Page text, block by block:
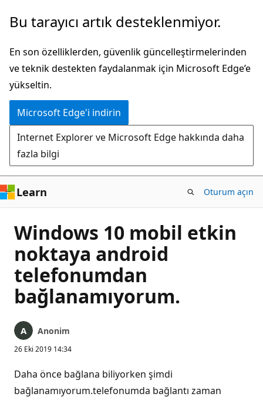
Ana
atla
Bu tarayıcı artık desteklenmiyor.
En son özelliklerden, güvenlik güncelleştirmelerinden
ve teknik destekten faydalanmak için Microsoft Edge’e
yükseltin.
Microsoft Edge'i indirin
Internet Explorer ve Microsoft Edge hakkında daha
fazla bilgi
Learn Oturum açın
Windows 10 mobil etkin
noktaya android
telefonumdan
bağlanamıyorum.
Anonim
26 Eki 2019 14:34
Daha önce bağlana biliyorken şimdi
bağlanamıyorum.telefonumda bağlantı zaman